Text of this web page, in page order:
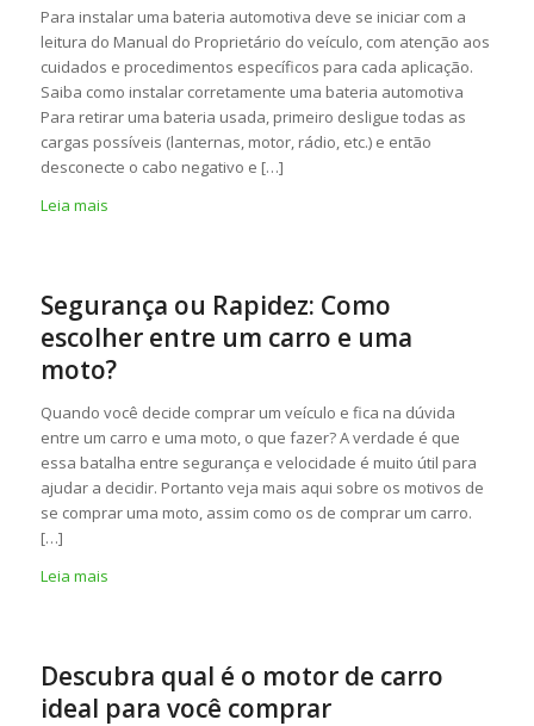
Para instalar uma bateria automotiva deve se iniciar com a
leitura do Manual do Proprietário do veículo, com atenção aos
cuidados e procedimentos específicos para cada aplicação.
Saiba como instalar corretamente uma bateria automotiva
Para retirar uma bateria usada, primeiro desligue todas as
cargas possíveis (lanternas, motor, rádio, etc.) e então
desconecte o cabo negativo e […]
Leia mais
Segurança ou Rapidez: Como
escolher entre um carro e uma
moto?
Quando você decide comprar um veículo e fica na dúvida
entre um carro e uma moto, o que fazer? A verdade é que
essa batalha entre segurança e velocidade é muito útil para
ajudar a decidir. Portanto veja mais aqui sobre os motivos de
se comprar uma moto, assim como os de comprar um carro.
[…]
Leia mais
Descubra qual é o motor de carro
ideal para você comprar